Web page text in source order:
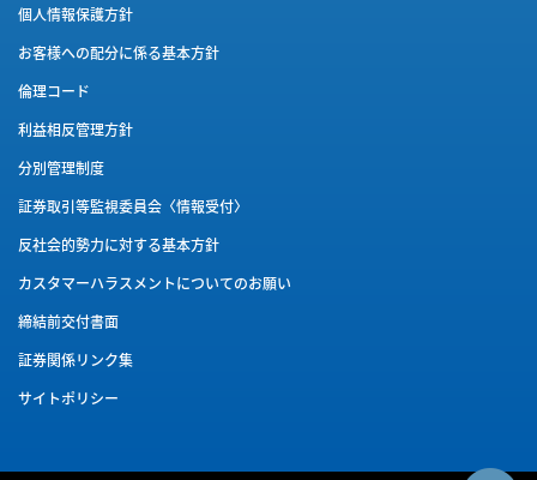
個人情報保護方針
お客様への配分に係る基本方針
倫理コード
利益相反管理方針
分別管理制度
証券取引等監視委員会〈情報受付〉
反社会的勢力に対する基本方針
カスタマーハラスメントについてのお願い
締結前交付書面
証券関係リンク集
サイトポリシー